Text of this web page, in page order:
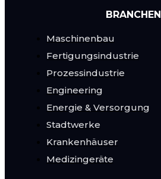
BRANCHEN
Maschinenbau
Fertigungsindustrie
Prozessindustrie
Engineering
Energie & Versorgung
Stadtwerke
Krankenhäuser
Medizingeräte